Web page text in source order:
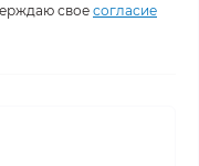
свое согласие